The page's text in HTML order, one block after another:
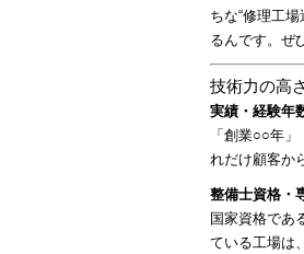
e
b
o
o
k
ちな“修理工
るんです。ぜ
技術力の高
実績・経験年
「創業○○年
れだけ顧客か
整備士資格・
国家資格であ
ている工場は